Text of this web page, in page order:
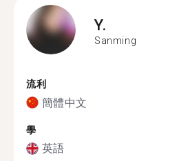
Y.
Sanming
流利
簡體中文
學
英語